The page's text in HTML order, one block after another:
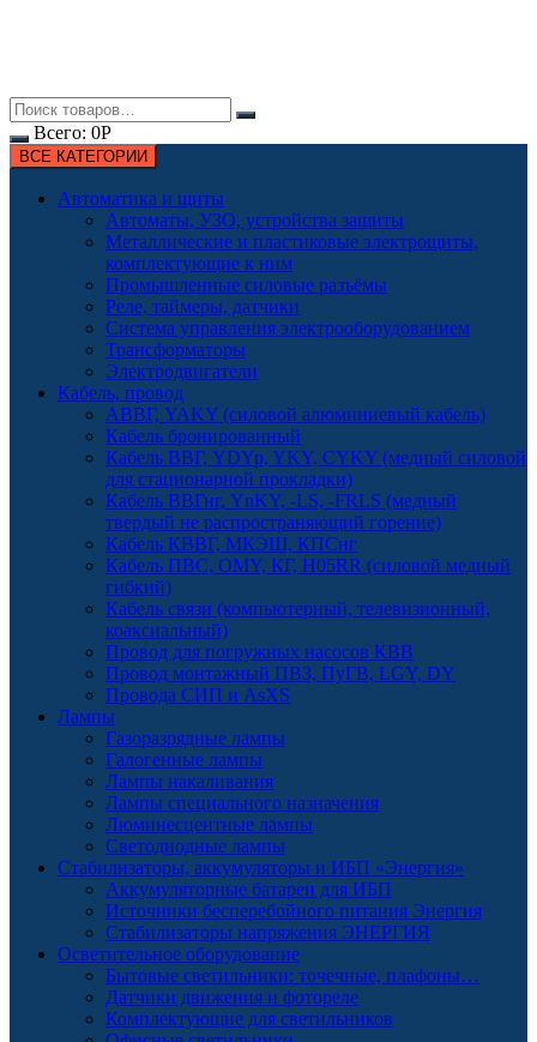
Всего: 0Р
ВСЕ КАТЕГОРИИ
Автоматика и щиты
Автоматы, УЗО, устройства защиты
Металлические и пластиковые электрощиты,
комплектующие к ним
Промышленные силовые разъёмы
Реле, таймеры, датчики
Система управления электрооборудованием
Трансформаторы
Электродвигатели
Кабель, провод
АВВГ, YAKY (силовой алюминиевый кабель)
Кабель бронированный
Кабель ВВГ, YDYp, YKY, CYKY (медный силовой
для стационарной прокладки)
Кабель ВВГнг, YnKY, -LS, -FRLS (медный
твердый не распространяющий горение)
Кабель КВВГ, МКЭШ, КПСнг
Кабель ПВС, OMY, КГ, H05RR (силовой медный
гибкий)
Кабель связи (компьютерный, телевизионный,
коаксиальный)
Провод для погружных насосов КВВ
Провод монтажный ПВЗ, ПуГВ, LGY, DY
Провода СИП и AsXS
Лампы
Газоразрядные лампы
Галогенные лампы
Лампы накаливания
Лампы специального назначения
Люминесцентные лампы
Светодиодные лампы
Стабилизаторы, аккумуляторы и ИБП «Энергия»
Аккумуляторные батареи для ИБП
Источники бесперебойного питания Энергия
Стабилизаторы напряжения ЭНЕРГИЯ
Осветительное оборудование
Бытовые светильники: точечные, плафоны…
Датчики движения и фотореле
Комплектующие для светильников